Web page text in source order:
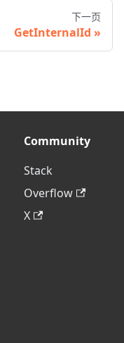
下一页
GetInternalId
Community
Stack
Overflow
X